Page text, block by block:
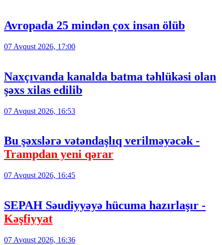
Avropada 25 mindən çox insan ölüb
07 Avqust 2026, 17:00
Naxçıvanda kanalda batma təhlükəsi olan
şəxs xilas edilib
07 Avqust 2026, 16:53
Bu şəxslərə vətəndaşlıq verilməyəcək -
Trampdan yeni qərar
07 Avqust 2026, 16:45
SEPAH Səudiyyəyə hücuma hazırlaşır -
Kəşfiyyat
07 Avqust 2026, 16:36